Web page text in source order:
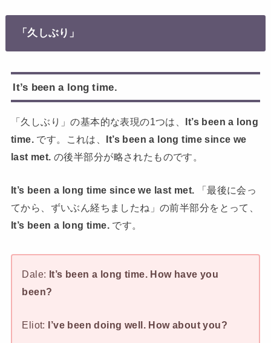
「久しぶり」
It’s been a long time.
「久しぶり」の基本的な表現の1つは、 It’s been a long
time.です。これは、 It’s been a long time since we
last met. の後半部分が略されたものです。
It’s been a long time since we last met. 「最後に会っ
てから、ずいぶん経ちましたね」の前半部分をとって、
It’s been a long time.です。
Dale: It’s been a long time. How have you
been?
Eliot: I’ve been doing well. How about you?